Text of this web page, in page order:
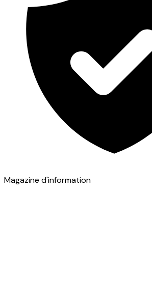
Magazine d'information